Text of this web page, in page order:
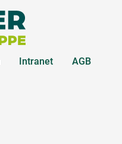
Intranet AGB